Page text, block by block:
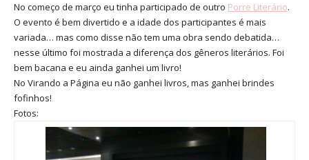
No começo de março eu tinha participado de outro Porre Literário.
O evento é bem divertido e a idade dos participantes é mais
variada… mas como disse não tem uma obra sendo debatida…
nesse último foi mostrada a diferença dos gêneros literários. Foi
bem bacana e eu ainda ganhei um livro!
No Virando a Página eu não ganhei livros, mas ganhei brindes
fofinhos!
Fotos: